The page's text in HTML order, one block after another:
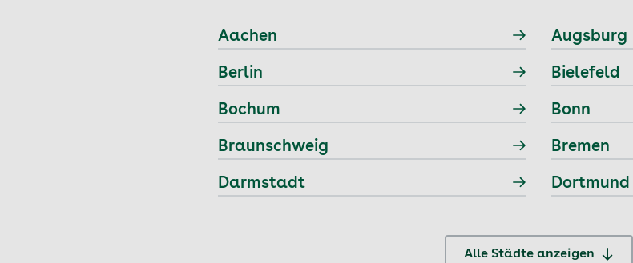
Aachen Augsburg
Berlin Bielefeld
Bochum Bonn
Braunschweig Bremen
Darmstadt Dortmund
Alle Städte anzeigen